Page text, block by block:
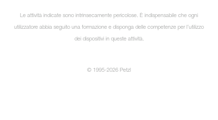
Le attività indicate sono intrinsecamente pericolose. È indispensabile che ogni
utilizzatore abbia seguito una formazione e disponga delle competenze per l’utilizzo
dei dispositivi in queste attività.
© 1995-2026 Petzl